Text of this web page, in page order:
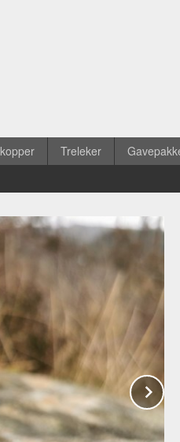
Treleker